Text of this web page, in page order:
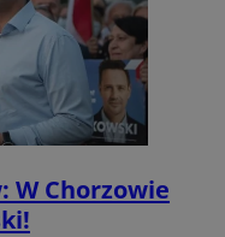
Chorzowie